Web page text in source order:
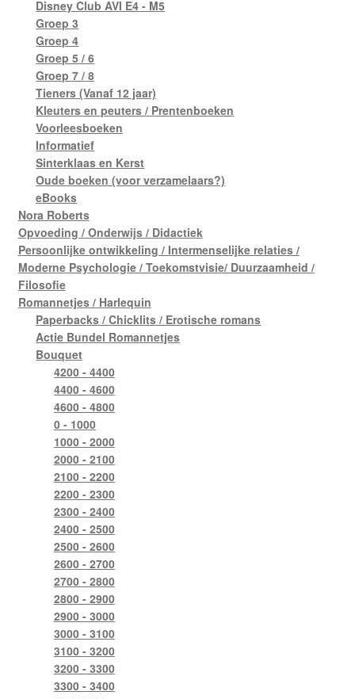
Disney Club AVI E4 - M5
Groep 3
Groep 4
Groep 5 / 6
Groep 7 / 8
Tieners (Vanaf 12 jaar)
Kleuters en peuters / Prentenboeken
Voorleesboeken
Informatief
Sinterklaas en Kerst
Oude boeken (voor verzamelaars?)
eBooks
Nora Roberts
Opvoeding / Onderwijs / Didactiek
Persoonlijke ontwikkeling / Intermenselijke relaties /
Moderne Psychologie / Toekomstvisie/ Duurzaamheid /
Filosofie
Romannetjes / Harlequin
Paperbacks / Chicklits / Erotische romans
Actie Bundel Romannetjes
Bouquet
4200 - 4400
4400 - 4600
4600 - 4800
0 - 1000
1000 - 2000
2000 - 2100
2100 - 2200
2200 - 2300
2300 - 2400
2400 - 2500
2500 - 2600
2600 - 2700
2700 - 2800
2800 - 2900
2900 - 3000
3000 - 3100
3100 - 3200
3200 - 3300
3300 - 3400